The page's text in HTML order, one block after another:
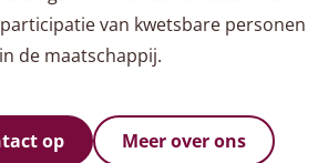
van kwetsbare personen
in de maatschappij.
op Meer over ons